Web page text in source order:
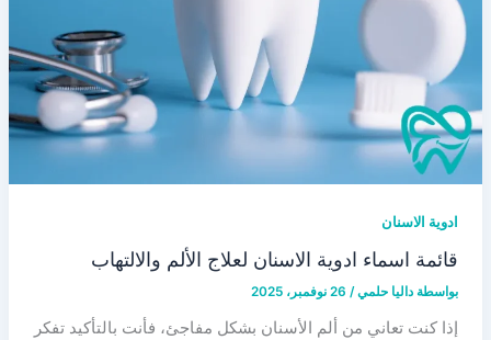
ادوية الاسنان
قائمة اسماء ادوية الاسنان لعلاج الألم والالتهاب
بواسطة داليا حلمي/ 26 نوفمبر، 2025
إذا كنت تعاني من ألم الأسنان بشكل مفاجئ، فأنت بالتأكيد تفكر